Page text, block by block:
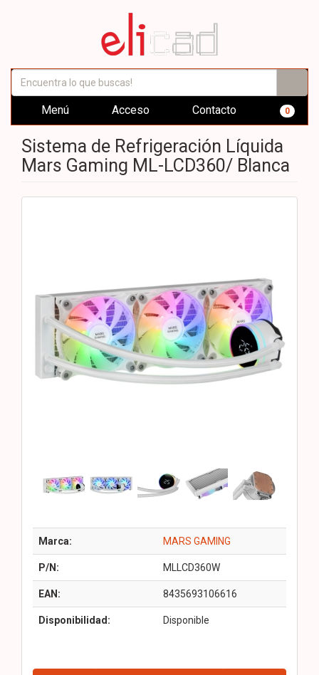
Menú Acceso Contacto 0
Sistema de Refrigeración Líquida
Mars Gaming ML-LCD360/ Blanca
Marca: MARS GAMING
P/N: MLLCD360W
EAN: 8435693106616
Disponibilidad: Disponible